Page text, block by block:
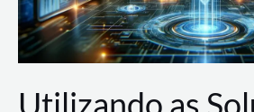
Utilizando as